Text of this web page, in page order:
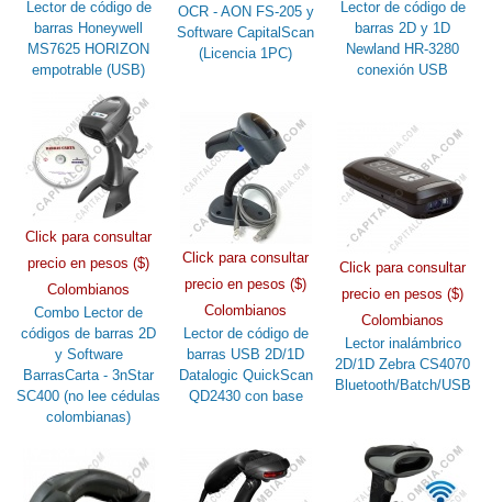
Lector de código de
barras Honeywell
MS7625 HORIZON
empotrable (USB)
OCR - AON FS-205 y
Software CapitalScan
(Licencia 1PC)
Lector de código de
barras 2D y 1D
Newland HR-3280
conexión USB
Click para consultar
precio en pesos ($)
Colombianos
Combo Lector de
códigos de barras 2D
y Software
BarrasCarta - 3nStar
SC400 (no lee cédulas
colombianas)
Click para consultar
precio en pesos ($)
Colombianos
Lector de código de
barras USB 2D/1D
Datalogic QuickScan
QD2430 con base
Click para consultar
precio en pesos ($)
Colombianos
Lector inalámbrico
2D/1D Zebra CS4070
Bluetooth/Batch/USB